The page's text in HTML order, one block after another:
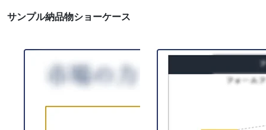
サンプル納品物ショーケース